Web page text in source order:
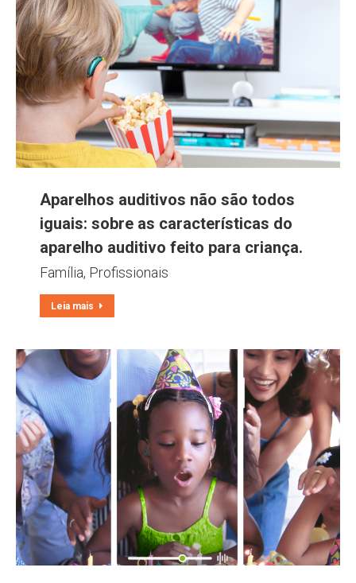
Aparelhos auditivos não são todos
iguais: sobre as características do
aparelho auditivo feito para criança.
Família, Profissionais
Leia mais